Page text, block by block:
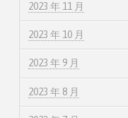
2023 年 11 月
2023 年 10 月
2023 年 9 月
2023 年 8 月